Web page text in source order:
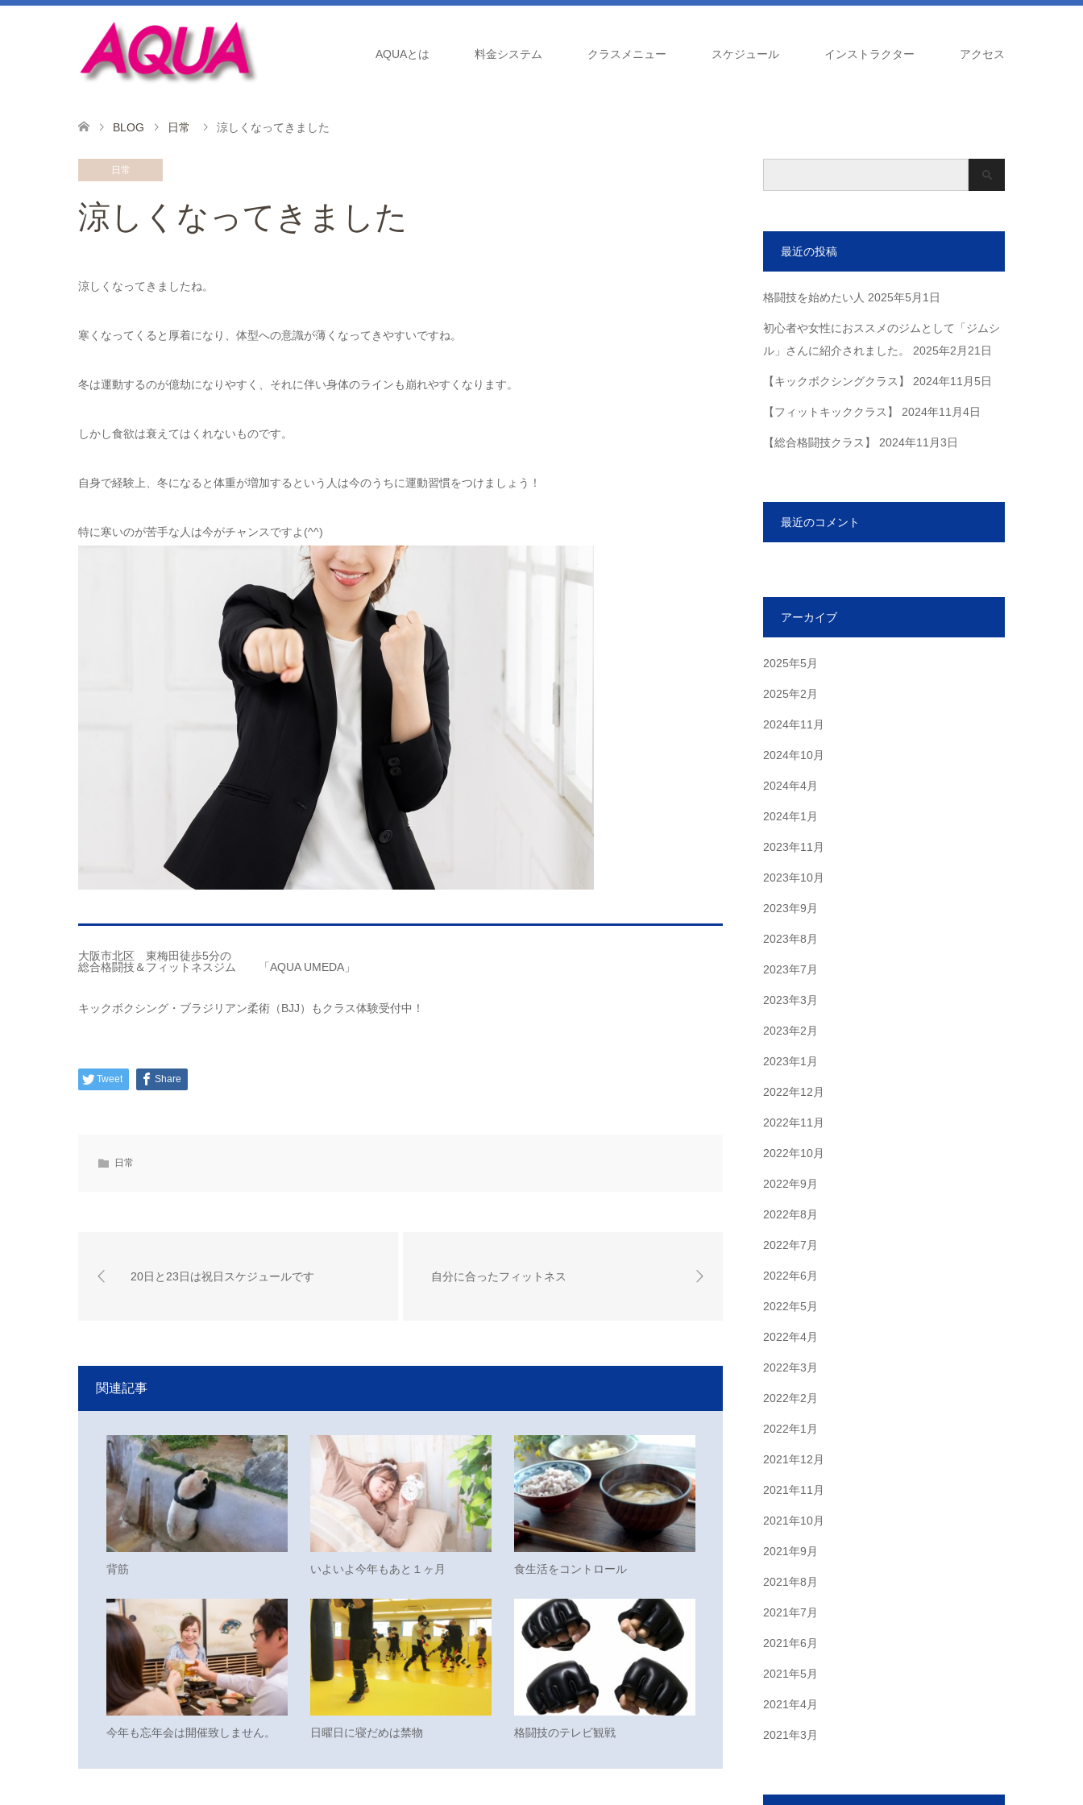
AQUAとは 料金システム クラスメニュー スケジュール インストラクター アクセス
BLOG 日常 涼しくなってきました
日常
涼しくなってきました
涼しくなってきましたね。
寒くなってくると厚着になり、体型への意識が薄くなってきやすいですね。
冬は運動するのが億劫になりやすく、それに伴い身体のラインも崩れやすくなります。
しかし食欲は衰えてはくれないものです。
自身で経験上、冬になると体重が増加するという人は今のうちに運動習慣をつけましょう！
特に寒いのが苦手な人は今がチャンスですよ(^^)
大阪市北区 東梅田徒歩5分の
総合格闘技＆フィットネスジム 「AQUA UMEDA」
キックボクシング・ブラジリアン柔術（BJJ）もクラス体験受付中！
Tweet Share
日常
20日と23日は祝日スケジュールです 自分に合ったフィットネス
関連記事
背筋 いよいよ今年もあと１ヶ月 食生活をコントロール
今年も忘年会は開催致しません。 日曜日に寝だめは禁物 格闘技のテレビ観戦
最近の投稿
格闘技を始めたい人 2025年5月1日
初心者や女性におススメのジムとして「ジムシ
ル」さんに紹介されました。
2025年2月21日
【キックボクシングクラス】 2024年11月5日
【フィットキッククラス】 2024年11月4日
【総合格闘技クラス】 2024年11月3日
最近のコメント
アーカイブ
2025年5月
2025年2月
2024年11月
2024年10月
2024年4月
2024年1月
2023年11月
2023年10月
2023年9月
2023年8月
2023年7月
2023年3月
2023年2月
2023年1月
2022年12月
2022年11月
2022年10月
2022年9月
2022年8月
2022年7月
2022年6月
2022年5月
2022年4月
2022年3月
2022年2月
2022年1月
2021年12月
2021年11月
2021年10月
2021年9月
2021年8月
2021年7月
2021年6月
2021年5月
2021年4月
2021年3月